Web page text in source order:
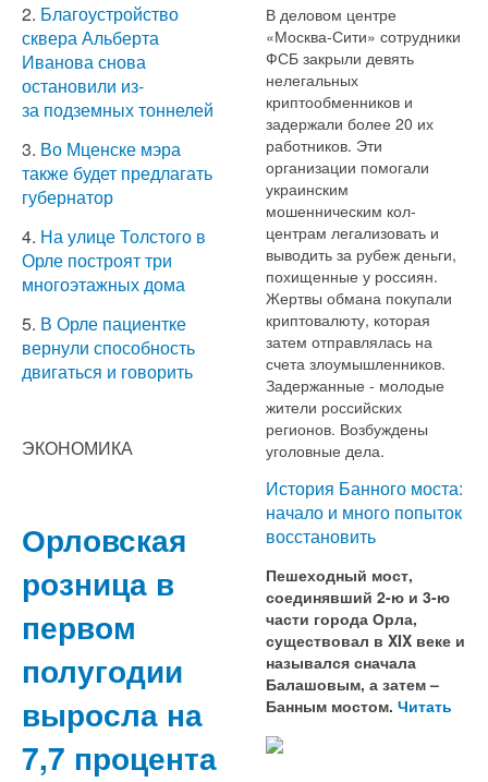
2. Благоустройство
сквера Альберта
Иванова снова
остановили из-
за подземных тоннелей
3. Во Мценске мэра
также будет предлагать
губернатор
4. На улице Толстого в
Орле построят три
многоэтажных дома
5. В Орле пациентке
вернули способность
двигаться и говорить
ЭКОНОМИКА
Орловская
розница в
первом
полугодии
выросла на
7,7 процента
В деловом центре
«Москва-Сити» сотрудники
ФСБ закрыли девять
нелегальных
криптообменников и
задержали более 20 их
работников. Эти
организации помогали
украинским
мошенническим кол-
центрам легализовать и
выводить за рубеж деньги,
похищенные у россиян.
Жертвы обмана покупали
криптовалюту, которая
затем отправлялась на
счета злоумышленников.
Задержанные - молодые
жители российских
регионов. Возбуждены
уголовные дела.
История Банного моста:
начало и много попыток
восстановить
Пешеходный мост,
соединявший 2-ю и 3-ю
части города Орла,
существовал в XIX веке и
назывался сначала
Балашовым, а затем –
Банным мостом. Читать